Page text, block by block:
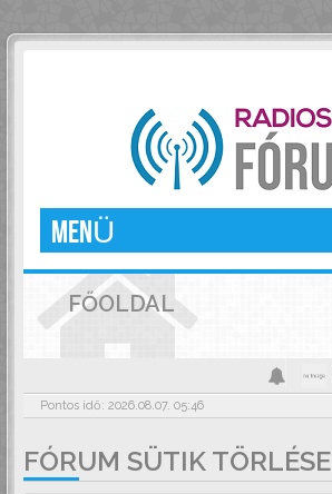
MENÜ
FŐOLDAL
Pontos idő: 2026.08.07. 05:46
FÓRUM SÜTIK TÖRLÉSE